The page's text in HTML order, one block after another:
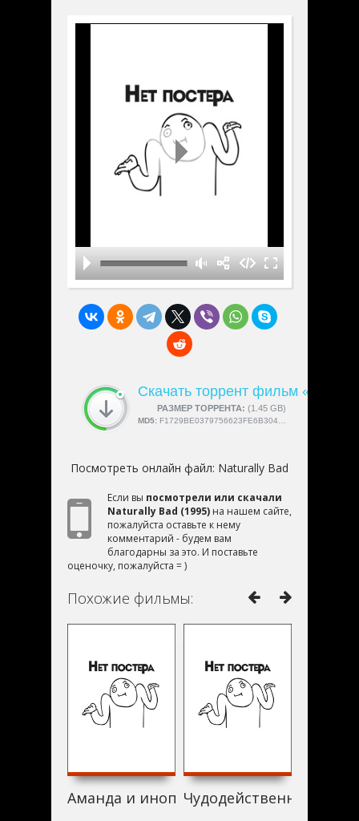
Скачать торрент фильм
РАЗМЕР ТОРРЕНТА: (1.45 GB)
СКАЧАЛИ:4189
MD5: F1729BE0379756623FE6B3045FF45497
Посмотреть онлайн файл: Naturally Bad
Если вы посмотрели или скачали
Naturally Bad (1995) на нашем сайте,
пожалуйста оставьте к нему
комментарий - будем вам
благодарны за это. И поставьте
оценочку, пожалуйста = )
Похожие фильмы:
Аманда и инопланетянин (1995)
Чудодейственный